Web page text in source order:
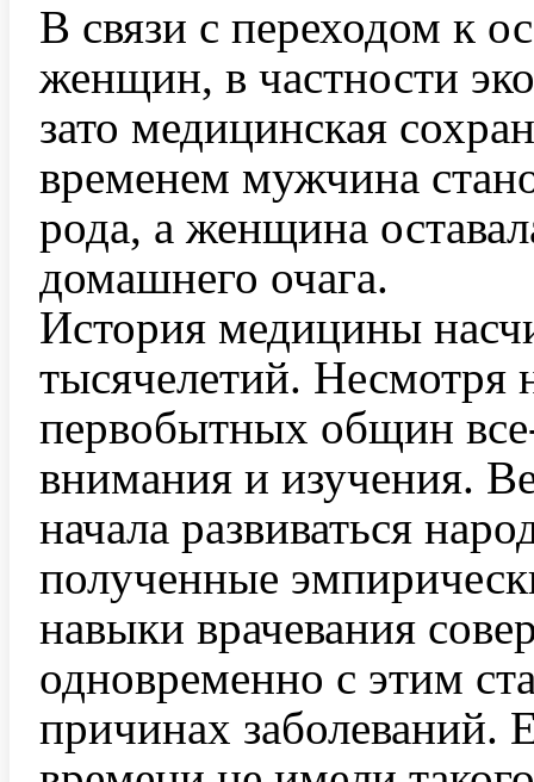
В связи с переходом к
женщин, в частности
зато медицинская
временем мужчина
рода, а женщина
домашнего очага.
История медицины
тысячелетий. Несмотря
первобытных общин
внимания и изучения.
начала развиваться
полученные
навыки врачевания
одновременно с этим
причинах заболеваний.